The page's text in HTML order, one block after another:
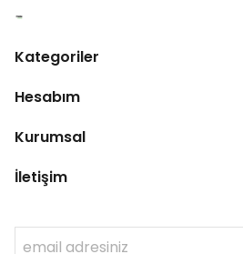
Kategoriler
Hesabım
Kurumsal
İletişim